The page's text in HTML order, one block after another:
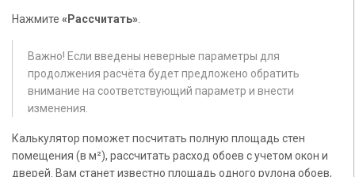
Нажмите «Рассчитать»
Важно! Если введены неверные параметры для
продолжения расчёта будет предложено обратить
внимание на соответствующий параметр и внести
изменения.
Калькулятор поможет посчитать полную площадь стен
помещения (в м²), рассчитать расход обоев с учетом окон и
дверей. Вам станет известно площадь одного рулона обоев,